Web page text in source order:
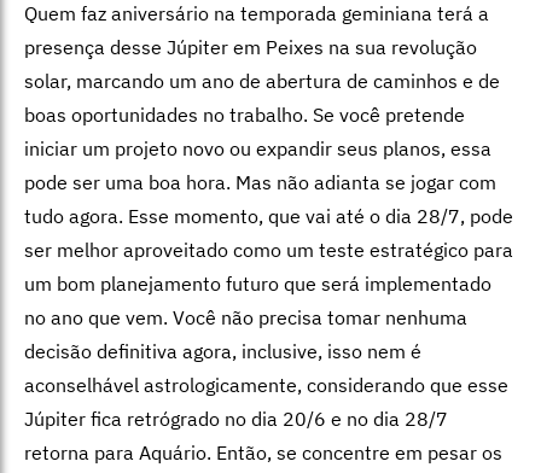
Quem faz aniversário na temporada geminiana terá a
presença desse Júpiter em Peixes na sua revolução
solar, marcando um ano de abertura de caminhos e de
boas oportunidades no trabalho. Se você pretende
iniciar um projeto novo ou expandir seus planos, essa
pode ser uma boa hora. Mas não adianta se jogar com
tudo agora. Esse momento, que vai até o dia 28/7, pode
ser melhor aproveitado como um teste estratégico para
um bom planejamento futuro que será implementado
no ano que vem. Você não precisa tomar nenhuma
decisão definitiva agora, inclusive, isso nem é
aconselhável astrologicamente, considerando que esse
Júpiter fica retrógrado no dia 20/6 e no dia 28/7
retorna para Aquário. Então, se concentre em pesar os